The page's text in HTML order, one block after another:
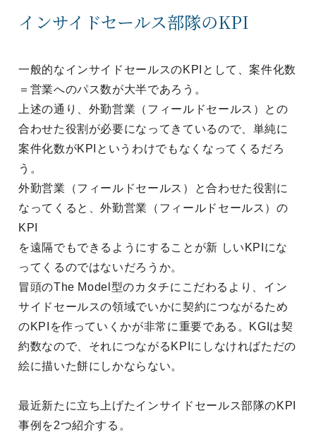
インサイドセールス部隊のKPI
一般的なインサイドセールスのKPIとして、案件化数
＝営業へのパス数が大半であろう。
上述の通り、外勤営業（フィールドセールス）との
合わせた役割が必要になってきているので、単純に
案件化数がKPIというわけでもなくなってくるだろ
う。
外勤営業（フィールドセールス）と合わせた役割に
なってくると、外勤営業（フィールドセールス）の
KPI
を遠隔でもできるようにすることが新 しいKPIにな
ってくるのではないだろうか。
冒頭のThe Model型のカタチにこだわるより、イン
サイドセールスの領域でいかに契約につながるため
のKPIを作っていくかが非常に重要である。KGIは契
約数なので、それにつながるKPIにしなければただの
絵に描いた餅にしかならない。
最近新たに立ち上げたインサイドセールス部隊のKPI
事例を2つ紹介する。